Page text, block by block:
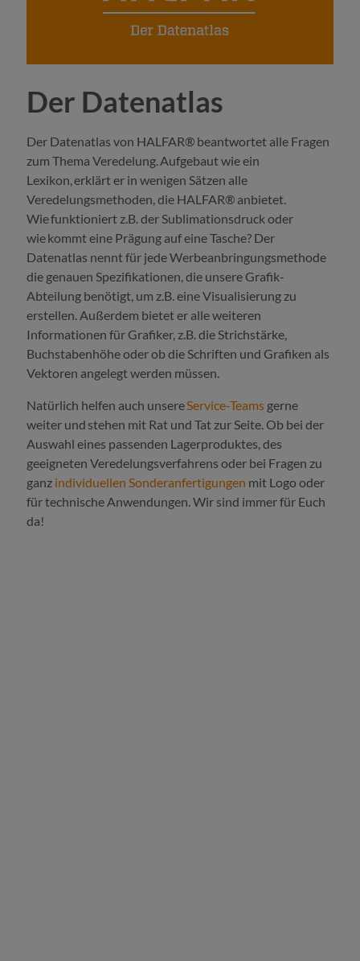
Der Datenatlas
Der Datenatlas von HALFAR® beantwortet alle Fragen
zum Thema Veredelung. Aufgebaut wie ein
Lexikon, erklärt er in wenigen Sätzen alle
Veredelungsmethoden, die HALFAR® anbietet.
Wie funktioniert z.B. der Sublimationsdruck oder
wie kommt eine Prägung auf eine Tasche? Der
Datenatlas nennt für jede Werbeanbringungsmethode
die genauen Spezifikationen, die unsere Grafik-
Abteilung benötigt, um z.B. eine Visualisierung zu
erstellen. Außerdem bietet er alle weiteren
Informationen für Grafiker, z.B. die Strichstärke,
Buchstabenhöhe oder ob die Schriften und Grafiken als
Vektoren angelegt werden müssen.
Natürlich helfen auch unsereService-Teams gerne
weiter und stehen mit Rat und Tat zur Seite. Ob bei der
Auswahl eines passenden Lagerproduktes, des
geeigneten Veredelungsverfahrens oder bei Fragen zu
ganz individuellen Sonderanfertigungen mit Logo oder
für technische Anwendungen. Wir sind immer für Euch
da!